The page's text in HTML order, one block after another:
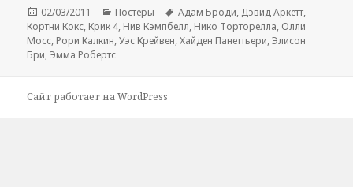
Опубликовано
02/03/2011 Рубрики
Постеры Метки
Адам Броди, Дэвид Аркетт,
Кортни Кокс, Крик 4, Нив Кэмпбелл, Нико Торторелла, Олли
Мосс, Рори Калкин,Уэс Крейвен,Хайден Панеттьери,Элисон
Бри,Эмма Робертс
Сайт работает на WordPress